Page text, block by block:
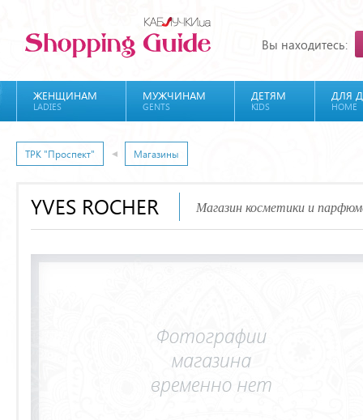
Вы находитесь:
ЖЕНЩИНАМ
LADIES
МУЖЧИНАМ
GENTS
ДЕТЯМ
KIDS
ДЛЯ
HOME
ТРК "Проспект" Магазины
YVES ROCHER Магазин косметики и